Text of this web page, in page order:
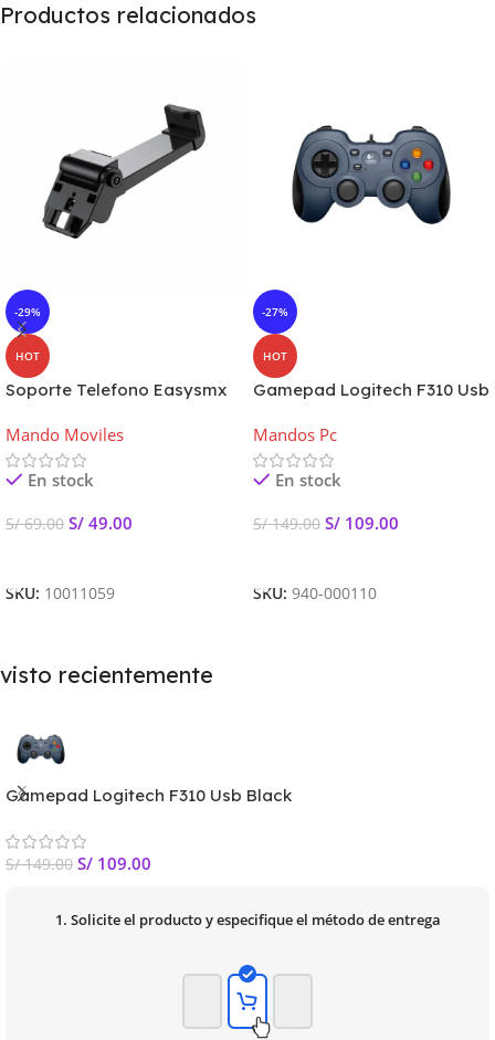
Productos relacionados
-29%
HOT
Soporte Telefono Easysmx
Mando Moviles
En stock
S/69.00 S/ 49.00
SKU: 10011059
-27%
HOT
Gamepad Logitech F310 Usb
Mandos Pc
En stock
S/149.00 S/ 109.00
SKU: 940-000110
visto recientemente
Gamepad Logitech F310 Usb Black
S/149.00 S/ 109.00
1. Solicite el producto y especifique el método de entrega